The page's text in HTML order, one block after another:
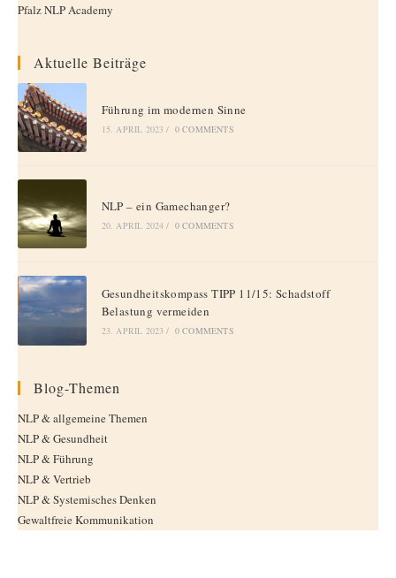
Pfalz NLP Academy
Aktuelle Beiträge
Führung im modernen Sinne
15. APRIL 2023 / 0 COMMENTS
NLP – ein Gamechanger?
20. APRIL 2024 / 0 COMMENTS
Gesundheitskompass TIPP 11/15: Schadstoff
Belastung vermeiden
23. APRIL 2023 / 0 COMMENTS
Blog-Themen
NLP & allgemeine Themen
NLP & Gesundheit
NLP & Führung
NLP & Vertrieb
NLP & Systemisches Denken
Gewaltfreie Kommunikation